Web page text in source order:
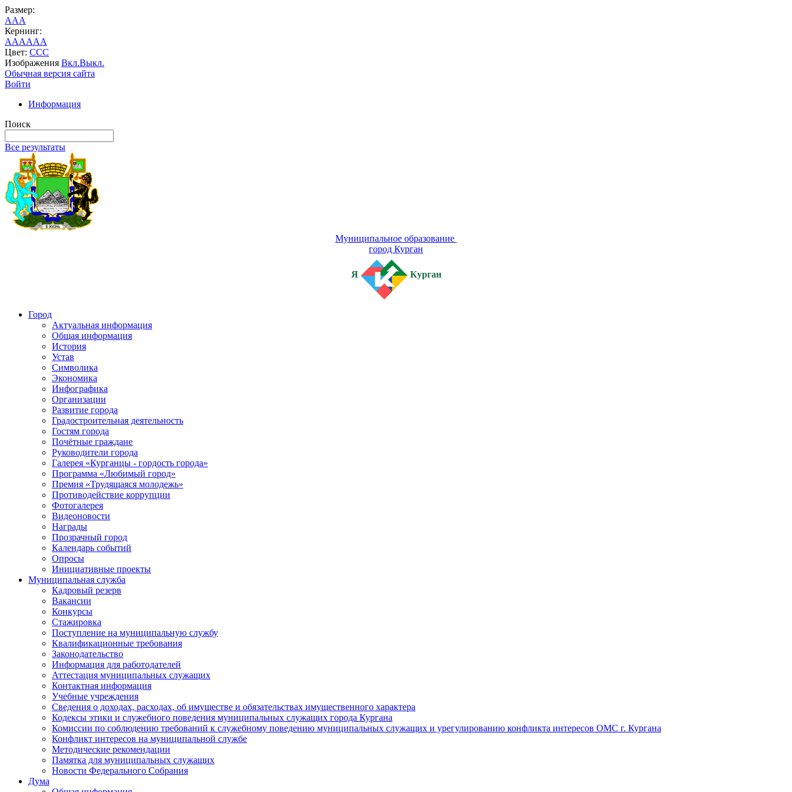
Размер:
AAA
Кернинг:
AAAAAA
Цвет: CCC
Изображения Вкл.Выкл.
Обычная версия сайта
Войти
Информация
Поиск
Все результаты
Муниципальное образование
город Курган
Я Курган
Город
Актуальная информация
Общая информация
История
Устав
Символика
Экономика
Инфографика
Организации
Развитие города
Градостроительная деятельность
Гостям города
Почётные граждане
Руководители города
Галерея «Курганцы - гордость города»
Программа «Любимый город»
Премия «Трудящаяся молодежь»
Противодействие коррупции
Фотогалерея
Видеоновости
Награды
Прозрачный город
Календарь событий
Опросы
Инициативные проекты
Муниципальная служба
Кадровый резерв
Вакансии
Конкурсы
Стажировка
Поступление на муниципальную службу
Квалификационные требования
Законодательство
Информация для работодателей
Аттестация муниципальных служащих
Контактная информация
Учебные учреждения
Сведения о доходах, расходах, об имуществе и обязательствах имущественного характера
Кодексы этики и служебного поведения муниципальных служащих города Кургана
Комиссии по соблюдению требований к служебному поведению муниципальных служащих и урегулированию конфликта интересов ОМС г. Кургана
Конфликт интересов на муниципальной службе
Методические рекомендации
Памятка для муниципальных служащих
Новости Федерального Cобрания
Дума